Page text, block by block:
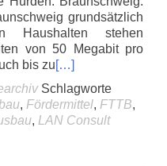
grundsätzlich
Haushalten stehen
von 50 Megabit pro
bis zu[…]
Schlagworte
, Fördermittel, FTTB,
, LAN Consult